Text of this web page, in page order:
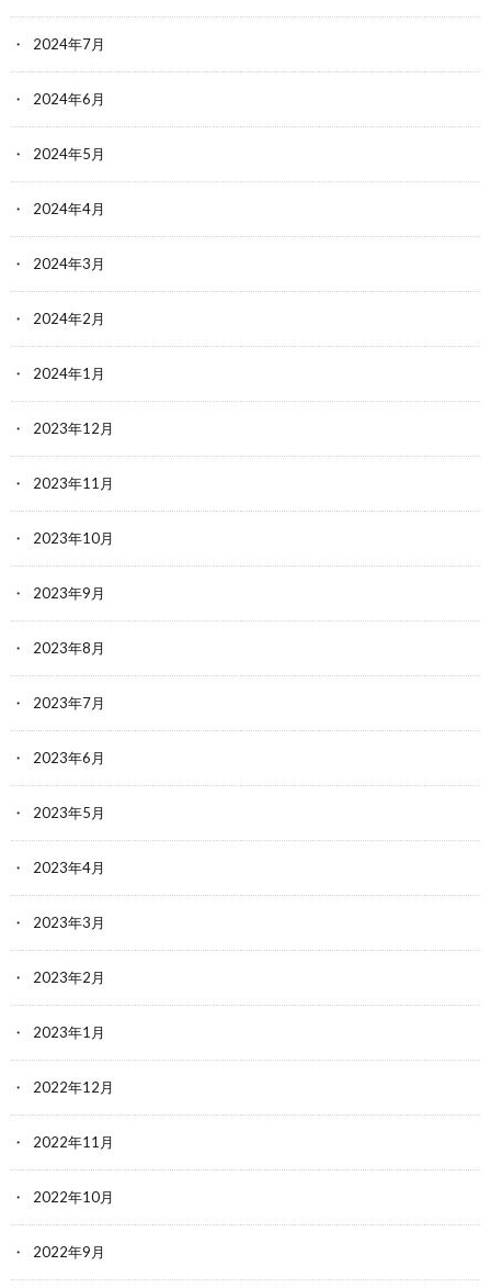
2024年7月
2024年6月
2024年5月
2024年4月
2024年3月
2024年2月
2024年1月
2023年12月
2023年11月
2023年10月
2023年9月
2023年8月
2023年7月
2023年6月
2023年5月
2023年4月
2023年3月
2023年2月
2023年1月
2022年12月
2022年11月
2022年10月
2022年9月